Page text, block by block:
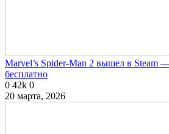
Marvel’s Spider-Man 2 вышел в Steam
бесплатно
0 42k 0
20 марта, 2026